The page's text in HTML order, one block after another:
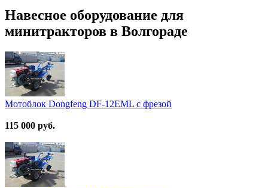
Навесное оборудование для
минитракторов в Волгораде
Мотоблок Dongfeng DF-12EML с фрезой
115 000 руб.